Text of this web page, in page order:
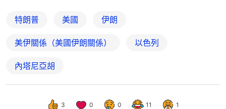
特朗普 美國 伊朗
美伊關係（美國伊朗關係） 以色列
內塔尼亞胡
3 0 0 11 1